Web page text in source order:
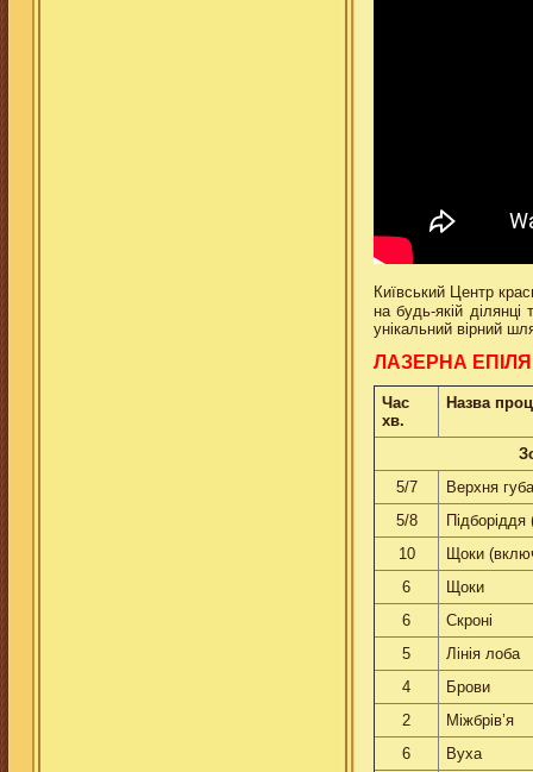
Київський Центр
на будь-якій ділянці
унікальний вірний
ЛАЗЕРНА
Час
хв.
Назва
5/7
Верхня
5/8
Пiдборiддя
10
Щоки
6
Щоки
6
Скронi
5
Лiнiя лоба
4
Брови
2
Мiжбрiв’я
6
Вуха